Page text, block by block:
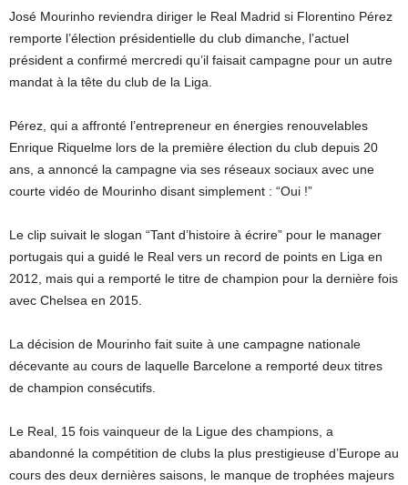
José Mourinho reviendra diriger le Real Madrid si Florentino Pérez
remporte l’élection présidentielle du club dimanche, l’actuel
président a confirmé mercredi qu’il faisait campagne pour un autre
mandat à la tête du club de la Liga.
Pérez, qui a affronté l’entrepreneur en énergies renouvelables
Enrique Riquelme lors de la première élection du club depuis 20
ans, a annoncé la campagne via ses réseaux sociaux avec une
courte vidéo de Mourinho disant simplement : “Oui !”
Le clip suivait le slogan “Tant d’histoire à écrire” pour le manager
portugais qui a guidé le Real vers un record de points en Liga en
2012, mais qui a remporté le titre de champion pour la dernière fois
avec Chelsea en 2015.
La décision de Mourinho fait suite à une campagne nationale
décevante au cours de laquelle Barcelone a remporté deux titres
de champion consécutifs.
Le Real, 15 fois vainqueur de la Ligue des champions, a
abandonné la compétition de clubs la plus prestigieuse d’Europe au
cours des deux dernières saisons, le manque de trophées majeurs